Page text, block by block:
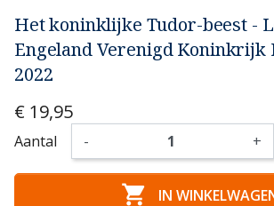
Het koninklijke Tudor-beest -
Engeland Verenigd Koninkrijk
2022
€ 19,95
Aantal - +
 IN